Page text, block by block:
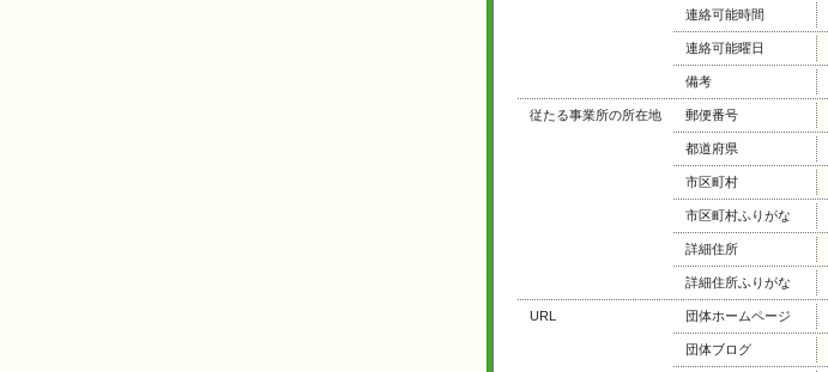
連絡可能時間
連絡可能曜日
備考
従たる事業所の所在地 郵便番号
都道府県
市区町村
市区町村ふりがな
詳細住所
詳細住所ふりがな
URL 団体ホームページ
団体ブログ